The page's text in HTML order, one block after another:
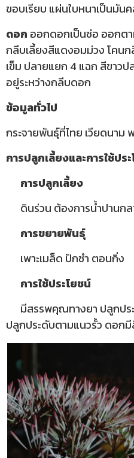
ขอบเรียบ แผ่นใบหนาเป็นมัน
ดอก ออกดอกเป็นช่อ ออกต
กลีบเลี้ยงสีแดงอมม่วง โคน
เข็ม ปลายแยก 4 แฉก สีขาว
อยู่ระหว่างกลีบดอก
ข้อมูลทั่วไป
กระจายพันธุ์ที่ไทย เวียดนาม
การปลูกเลี้ยงและการใช้ปร
การปลูกเลี้ยง
ดินร่วน ต้องการน้ำปานก
การขยายพันธุ์
เพาะเมล็ด ปักชำ ตอนกิ่ง
การใช้ประโยชน์
มีสรรพคุณทางยา ปลูกประ
ปลูกประดับตามแนวรั้ว ดอก